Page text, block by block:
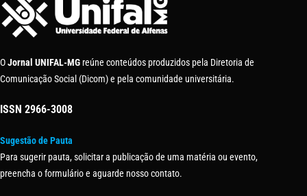
OJornal UNIFAL-MG reúne conteúdos produzidos pela Diretoria de
Comunicação Social (Dicom) e pela comunidade universitária.
ISSN 2966-3008
Sugestão de Pauta
Para sugerir pauta, solicitar a publicação de uma matéria ou evento,
preencha o formulário e aguarde nosso contato.